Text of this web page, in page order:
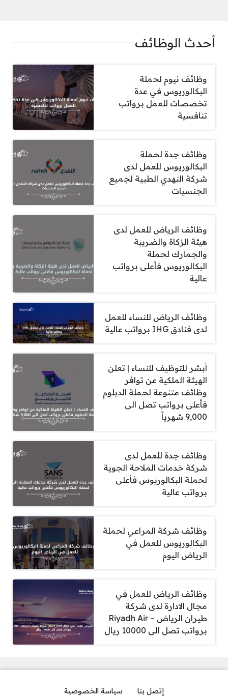
أحدث الوظائف
وظائف نيوم لحملة
البكالوريوس في عدة
تخصصات للعمل برواتب
تنافسية
وظائف جدة لحملة
البكالوريوس للعمل لدى
شركة النهدي الطبية لجميع
الجنسيات
وظائف الرياض للعمل لدى
هيئة الزكاة والضريبة
والجمارك لحملة
البكالوريوس فأعلى برواتب
عالية
وظائف الرياض للنساء للعمل
لدى فنادق IHG برواتب عالية
أبشر للتوظيف للنساء | تعلن
الهيئة الملكية عن توافر
وظائف متنوعة لحملة الدبلوم
فأعلى برواتب تصل الى
9,000 شهرياً
وظائف جدة للعمل لدى
شركة خدمات الملاحة الجوية
لحملة البكالوريوس فأعلى
برواتب عالية
وظائف شركة المراعي لحملة
البكالوريوس للعمل في
الرياض اليوم
وظائف الرياض للعمل في
مجال الادارة لدى شركة
طيران الرياض – Riyadh Air
برواتب تصل الى 10000 ريال
إتصل بنا سياسة الخصوصية